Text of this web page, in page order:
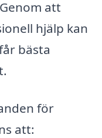
att
hjälp kan
bästa
för
att: